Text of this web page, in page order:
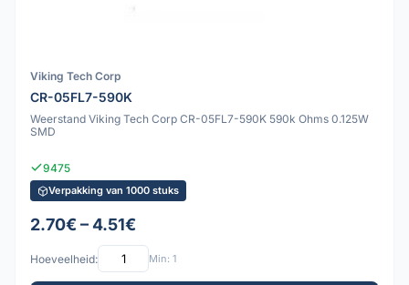
Viking Tech Corp
CR-05FL7-590K
Weerstand Viking Tech Corp CR-05FL7-590K 590k Ohms 0.125W
SMD
9475
Verpakking van 1000 stuks
2.70€ – 4.51€
Hoeveelheid: Min: 1